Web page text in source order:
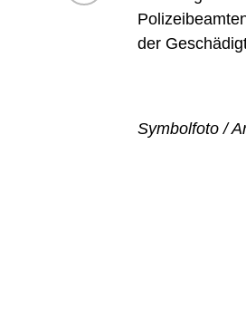
der
Symbolfoto /